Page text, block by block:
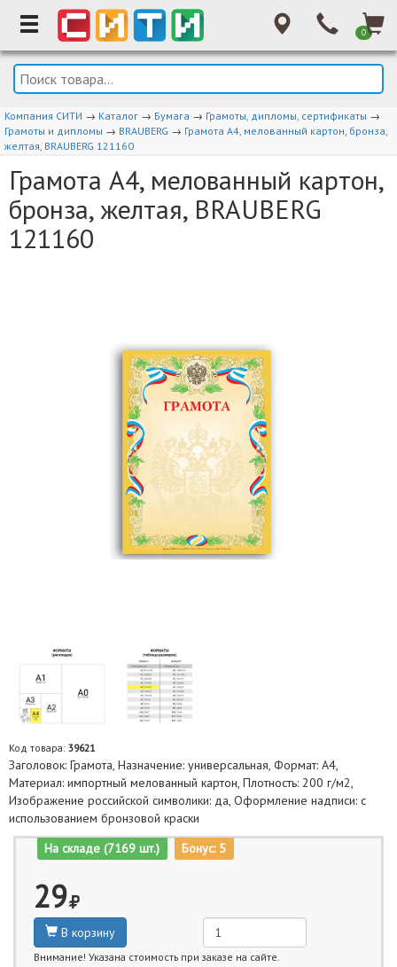
0
Компания СИТИ → Каталог → Бумага → Грамоты, дипломы, сертификаты →
Грамоты и дипломы → BRAUBERG → Грамота А4, мелованный картон, бронза,
желтая, BRAUBERG 121160
Грамота А4, мелованный картон,
бронза, желтая, BRAUBERG
121160
Код товара: 39621
Заголовок: Грамота, Назначение: универсальная, Формат: А4,
Материал: импортный мелованный картон, Плотность: 200 г/м2,
Изображение российской символики: да, Оформление надписи: с
использованием бронзовой краски
На складе (7169 шт.)
Бонус: 5
29
В корзину
Внимание! Указана стоимость при заказе на сайте.